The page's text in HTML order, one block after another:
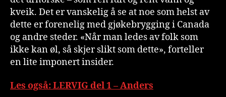
kveik. Det er vanskelig å se at noe som helst av
dette er forenelig med gjøkebrygging i Canada
og andre steder. «Når man ledes av folk som
ikke kan øl, så skjer slikt som dette», forteller
en lite imponert insider.
Les også: LERVIG del 1 – Anders